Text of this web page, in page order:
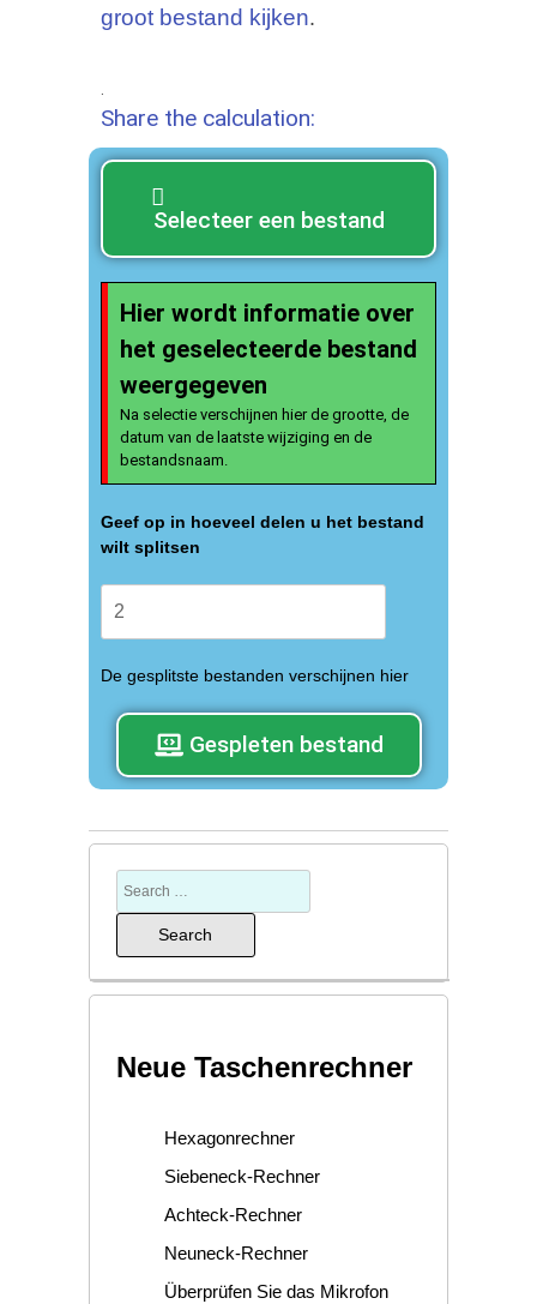
groot bestand kijken.
Share the calculation:
Selecteer een bestand
Hier wordt informatie over
het geselecteerde bestand
weergegeven
Na selectie verschijnen hier de grootte, de
datum van de laatste wijziging en de
bestandsnaam.
Geef op in hoeveel delen u het bestand
wilt splitsen
De gesplitste bestanden verschijnen hier
Gespleten bestand
Neue Taschenrechner
Hexagonrechner
Siebeneck-Rechner
Achteck-Rechner
Neuneck-Rechner
Überprüfen Sie das Mikrofon